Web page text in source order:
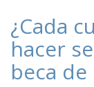
¿Cada
hacer
beca